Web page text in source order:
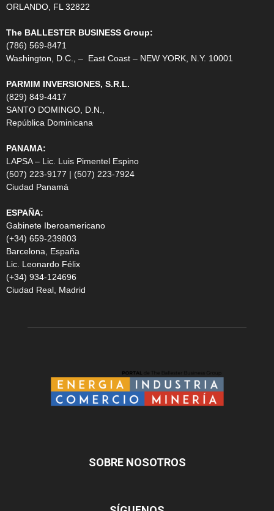
ORLANDO, FL 32822
The BALLESTER BUSINESS Group:
(786) 569-8471
Washington, D.C., – East Coast – NEW YORK, N.Y. 10001
PARMIM INVERSIONES, S.R.L.
(829) 849-4417
SANTO DOMINGO, D.N.,
República Dominicana
PANAMA:
LAPSA – Lic. Luis Pimentel Espino
(507) 223-9177 | (507) 223-7924
Ciudad Panamá
ESPAÑA:
Gabinete Iberoamericano
(+34) 659-239803
Barcelona, España
Lic. Leonardo Félix
(+34) 934-124696
Ciudad Real, Madrid
SOBRE NOSOTROS